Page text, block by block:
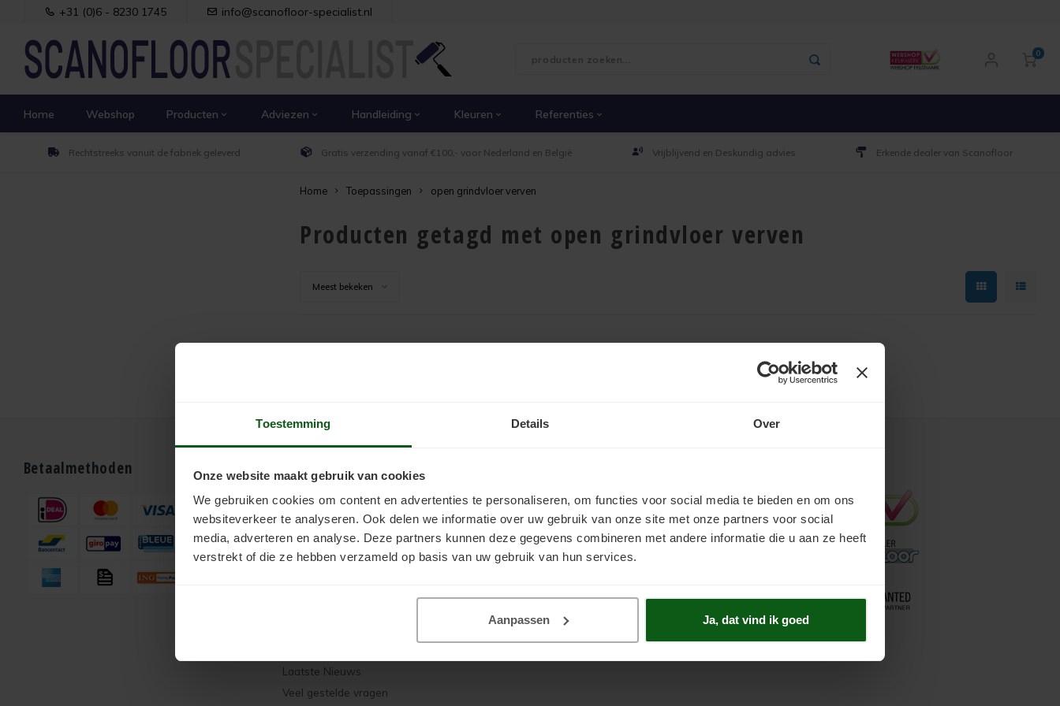
Toestemming Details Over
Onze website maakt gebruik van cookies
We gebruiken cookies om content en advertenties te personaliseren, om functies voor social media te bieden en om ons
websiteverkeer te analyseren. Ook delen we informatie over uw gebruik van onze site met onze partners voor social
media, adverteren en analyse. Deze partners kunnen deze gegevens combineren met andere informatie die u aan ze heeft
verstrekt of die ze hebben verzameld op basis van uw gebruik van hun services.
Aanpassen Ja, dat vind ik goed
+31 (0)6 - 8230 1745 info@scanofloor-specialist.nl
0
Home Webshop Producten Adviezen Handleiding Kleuren Referenties
Rechtstreeks vanuit de fabriek geleverd Gratis verzending vanaf €100,- voor Nederland en België Vrijblijvend en Deskundig advies Erkende dealer van Scanofloor
Home Toepassingen open grindvloer verven
Producten getagd met open grindvloer verven
Meest bekeken
Betaalmethoden Bestellen
Webshop
Support
Laatste Nieuws
Veel gestelde vragen
Wachtwoord vergeten?
Nog geen account? Klik